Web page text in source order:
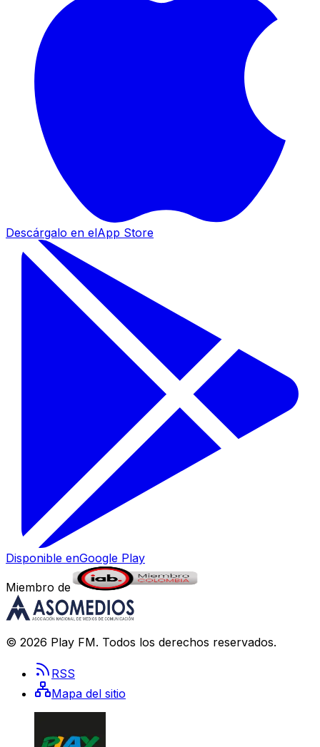
Descárgalo en elApp Store
Disponible enGoogle Play
Miembro de
© 2026 Play FM. Todos los derechos reservados.
RSS
Mapa del sitio